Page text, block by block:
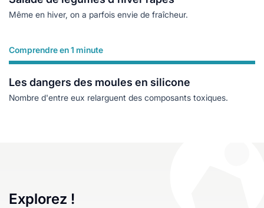
Même en hiver, on a parfois envie de fraîcheur.
Comprendre en 1 minute
Les dangers des moules en silicone
Nombre d'entre eux relarguent des composants toxiques.
Lire plus
Explorez !